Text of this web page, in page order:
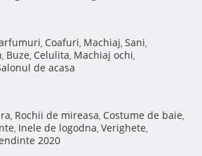
, Coafuri, Machiaj, Sani,
, Buze, Celulita, Machiaj ochi,
de acasa
, Rochii de mireasa, Costume de baie,
, Inele de logodna, Verighete,
2020